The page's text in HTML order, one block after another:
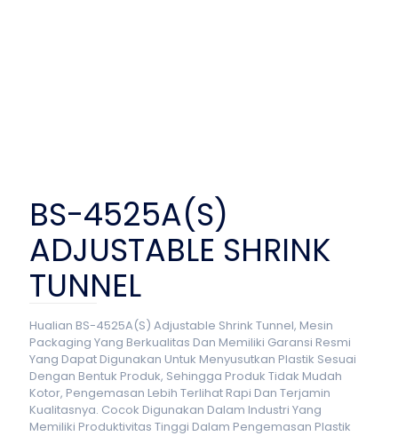
BS-4525A(S)
ADJUSTABLE SHRINK
TUNNEL
Hualian BS-4525A(S) Adjustable Shrink Tunnel, Mesin
Packaging Yang Berkualitas Dan Memiliki Garansi Resmi
Yang Dapat Digunakan Untuk Menyusutkan Plastik Sesuai
Dengan Bentuk Produk, Sehingga Produk Tidak Mudah
Kotor, Pengemasan Lebih Terlihat Rapi Dan Terjamin
Kualitasnya. Cocok Digunakan Dalam Industri Yang
Memiliki Produktivitas Tinggi Dalam Pengemasan Plastik